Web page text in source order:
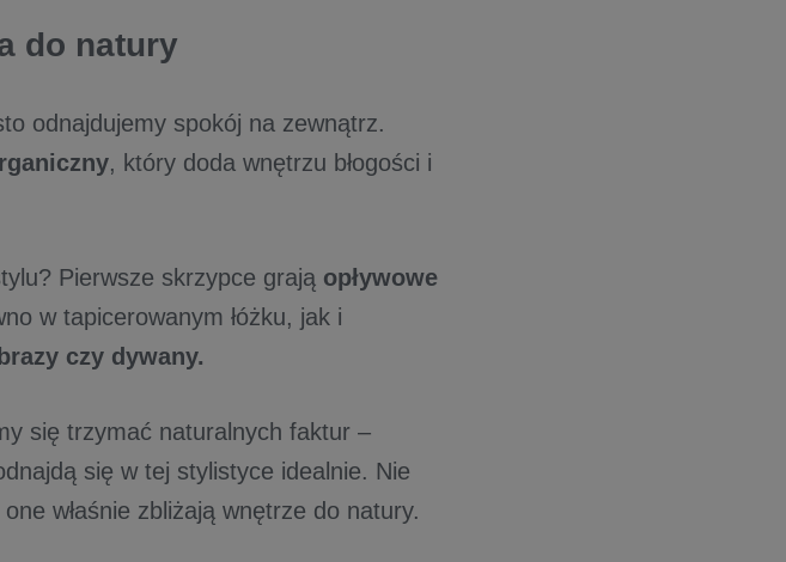
do natury
odnajdujemy spokój na zewnątrz.
, który doda wnętrzu błogości i
Pierwsze skrzypce grają opływowe
w tapicerowanym łóżku, jak i
czy dywany.
się trzymać naturalnych faktur –
się w tej stylistyce idealnie. Nie
właśnie zbliżają wnętrze do natury.